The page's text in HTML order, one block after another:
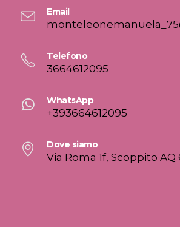
Email
Telefono
3664612095
WhatsApp
+393664612095
Dove siamo
Via Roma 1f, Scoppito AQ